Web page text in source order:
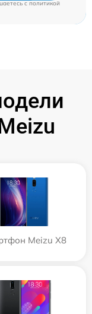
cполитикой
Meizu X8